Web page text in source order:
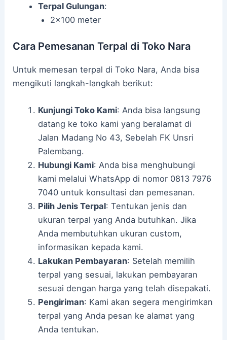
Terpal Gulungan:
2×100 meter
Cara Pemesanan Terpal di Toko Nara
Untuk memesan terpal di Toko Nara, Anda bisa
mengikuti langkah-langkah berikut:
Kunjungi Toko Kami: Anda bisa langsung
datang ke toko kami yang beralamat di
Jalan Madang No 43, Sebelah FK Unsri
Palembang.
Hubungi Kami: Anda bisa menghubungi
kami melalui WhatsApp di nomor 0813 7976
7040 untuk konsultasi dan pemesanan.
Pilih Jenis Terpal: Tentukan jenis dan
ukuran terpal yang Anda butuhkan. Jika
Anda membutuhkan ukuran custom,
informasikan kepada kami.
Lakukan Pembayaran: Setelah memilih
terpal yang sesuai, lakukan pembayaran
sesuai dengan harga yang telah disepakati.
Pengiriman: Kami akan segera mengirimkan
terpal yang Anda pesan ke alamat yang
Anda tentukan.